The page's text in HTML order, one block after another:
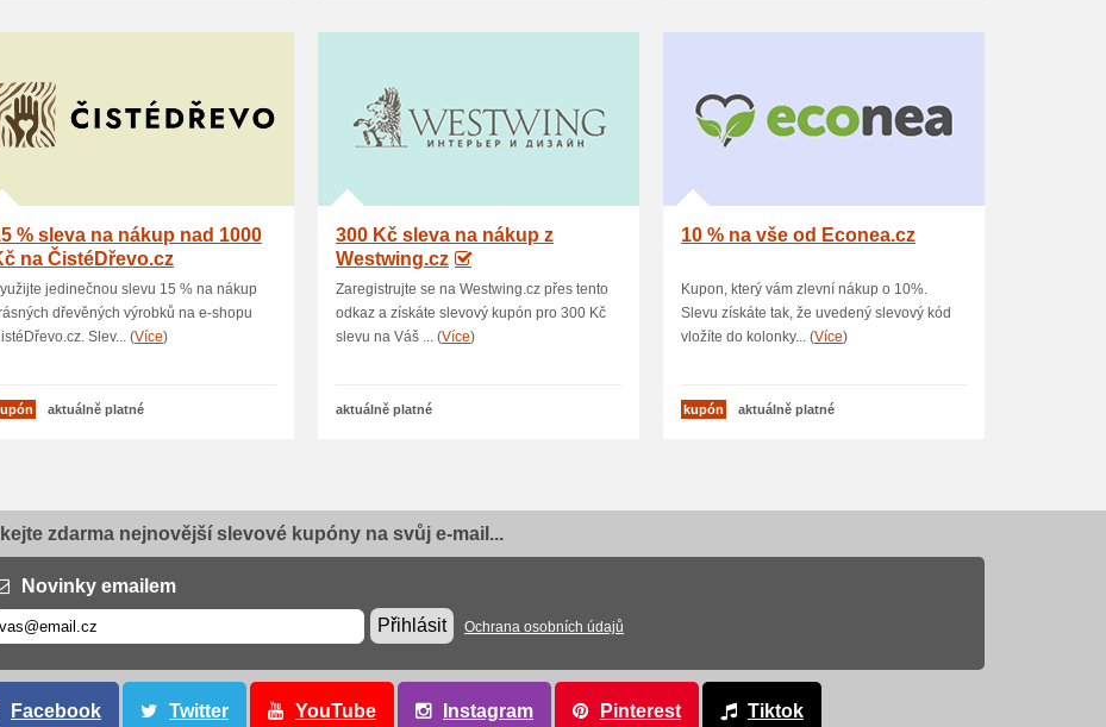
% sleva na nákup nad 1000
na ČistéDřevo.cz
jedinečnou slevu 15 % na nákup
dřevěných výrobků na e-shopu
Slev... (Více)
aktuálně platné
300 Kč sleva na nákup z
Westwing.cz
Zaregistrujte se na Westwing.cz přes tento
odkaz a získáte slevový kupón pro 300 Kč
slevu na Váš ... (Více)
aktuálně platné
10 % na vše od Econea.cz
Kupon, který vám zlevní nákup o 10%.
Slevu získáte tak, že uvedený slevový kód
vložíte do kolonky... (Více)
kupón aktuálně platné
zdarma nejnovější slevové kupóny na svůj e-mail...
Novinky emailem
Přihlásit
Ochrana osobních údajů
Facebook Twitter YouTube Instagram Pinterest Tiktok